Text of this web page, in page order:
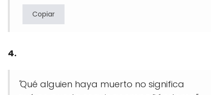
Copiar
4.
"Qué alguien haya muerto no significa